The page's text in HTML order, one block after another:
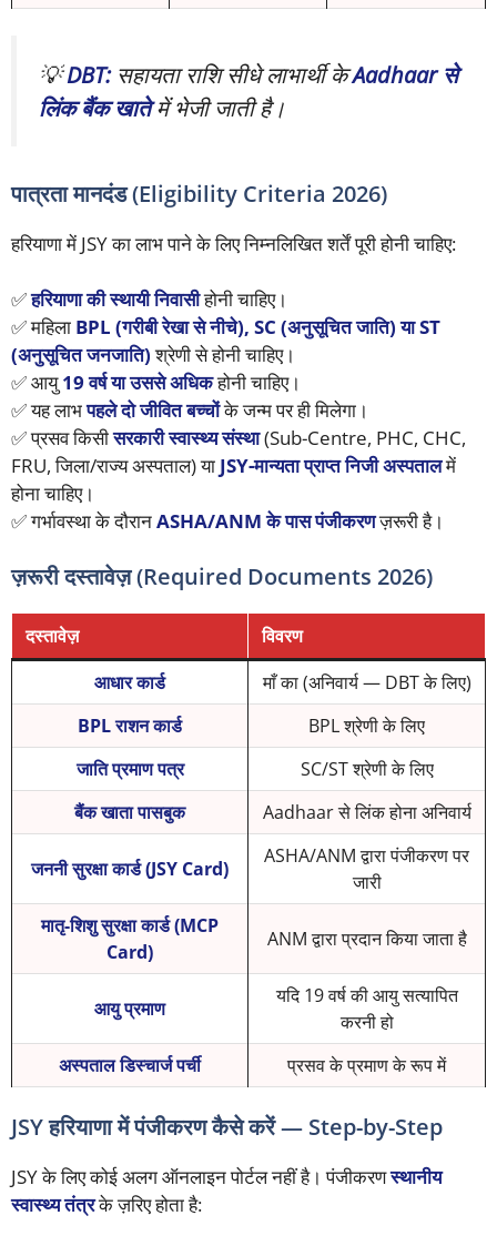
💡DBT:सहायता राशि सीधे लाभार्थी केAadhaar से
लिंक बैंक खातेमें भेजी जाती है।
पात्रता मानदंड (Eligibility Criteria 2026)
हरियाणा में JSY का लाभ पाने के लिए निम्नलिखित शर्तें पूरी होनी चाहिए:
✅हरियाणा की स्थायी निवासीहोनी चाहिए।
✅ महिला BPL (गरीबी रेखा से नीचे), SC (अनुसूचित जाति) या ST
(अनुसूचित जनजाति)श्रेणी से होनी चाहिए।
✅ आयु19 वर्ष या उससे अधिकहोनी चाहिए।
✅ यह लाभपहले दो जीवित बच्चोंके जन्म पर ही मिलेगा।
✅ प्रसव किसीसरकारी स्वास्थ्य संस्था(Sub-Centre, PHC, CHC,
FRU, जिला/राज्य अस्पताल) या JSY-मान्यता प्राप्त निजी अस्पतालमें
होना चाहिए।
✅ गर्भावस्था के दौरानASHA/ANM के पास पंजीकरणज़रूरी है।
ज़रूरी दस्तावेज़ (Required Documents 2026)
दस्तावेज़
विवरण
आधार कार्ड
माँ का (अनिवार्य — DBT के लिए)
BPL राशन कार्ड
BPL श्रेणी के लिए
जाति प्रमाण पत्र
SC/ST श्रेणी के लिए
बैंक खाता पासबुक
Aadhaar से लिंक होना अनिवार्य
जननी सुरक्षा कार्ड (JSY Card)
ASHA/ANM द्वारा पंजीकरण पर
जारी
मातृ-शिशु सुरक्षा कार्ड (MCP
Card)
ANM द्वारा प्रदान किया जाता है
आयु प्रमाण
यदि 19 वर्ष की आयु सत्यापित
करनी हो
अस्पताल डिस्चार्ज पर्ची
प्रसव के प्रमाण के रूप में
JSY हरियाणा में पंजीकरण कैसे करें — Step-by-Step
JSY के लिए कोई अलग ऑनलाइन पोर्टल नहीं है। पंजीकरणस्थानीय
स्वास्थ्य तंत्रके ज़रिए होता है: